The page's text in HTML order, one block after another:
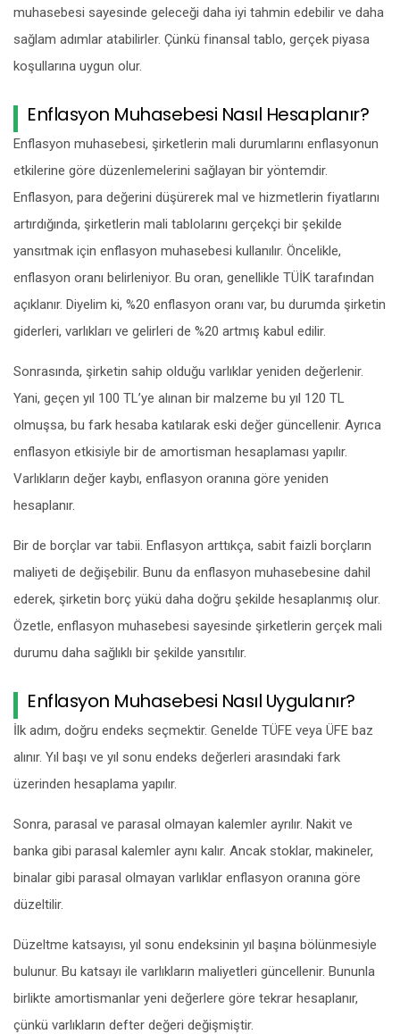
muhasebesi sayesinde geleceği daha iyi tahmin edebilir ve daha
sağlam adımlar atabilirler. Çünkü finansal tablo, gerçek piyasa
koşullarına uygun olur.
Enflasyon Muhasebesi Nasıl Hesaplanır?
Enflasyon muhasebesi, şirketlerin mali durumlarını enflasyonun
etkilerine göre düzenlemelerini sağlayan bir yöntemdir.
Enflasyon, para değerini düşürerek mal ve hizmetlerin fiyatlarını
artırdığında, şirketlerin mali tablolarını gerçekçi bir şekilde
yansıtmak için enflasyon muhasebesi kullanılır. Öncelikle,
enflasyon oranı belirleniyor. Bu oran, genellikle TÜİK tarafından
açıklanır. Diyelim ki, %20 enflasyon oranı var, bu durumda şirketin
giderleri, varlıkları ve gelirleri de %20 artmış kabul edilir.
Sonrasında, şirketin sahip olduğu varlıklar yeniden değerlenir.
Yani, geçen yıl 100 TL’ye alınan bir malzeme bu yıl 120 TL
olmuşsa, bu fark hesaba katılarak eski değer güncellenir. Ayrıca
enflasyon etkisiyle bir de amortisman hesaplaması yapılır.
Varlıkların değer kaybı, enflasyon oranına göre yeniden
hesaplanır.
Bir de borçlar var tabii. Enflasyon arttıkça, sabit faizli borçların
maliyeti de değişebilir. Bunu da enflasyon muhasebesine dahil
ederek, şirketin borç yükü daha doğru şekilde hesaplanmış olur.
Özetle, enflasyon muhasebesi sayesinde şirketlerin gerçek mali
durumu daha sağlıklı bir şekilde yansıtılır.
Enflasyon Muhasebesi Nasıl Uygulanır?
İlk adım, doğru endeks seçmektir. Genelde TÜFE veya ÜFE baz
alınır. Yıl başı ve yıl sonu endeks değerleri arasındaki fark
üzerinden hesaplama yapılır.
Sonra, parasal ve parasal olmayan kalemler ayrılır. Nakit ve
banka gibi parasal kalemler aynı kalır. Ancak stoklar, makineler,
binalar gibi parasal olmayan varlıklar enflasyon oranına göre
düzeltilir.
Düzeltme katsayısı, yıl sonu endeksinin yıl başına bölünmesiyle
bulunur. Bu katsayı ile varlıkların maliyetleri güncellenir. Bununla
birlikte amortismanlar yeni değerlere göre tekrar hesaplanır,
çünkü varlıkların defter değeri değişmiştir.